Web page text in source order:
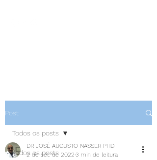
Post
Todos os posts
Todos os posts
DR JOSÉ AUGUSTO NASSER PHD
2 de set. de 2022 3 min de leitura